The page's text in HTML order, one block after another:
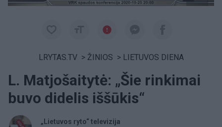
LRYTAS.TV > ŽINIOS > LIETUVOS DIENA
L. Matjošaitytė: „Šie rinkimai
buvo didelis iššūkis“
„Lietuvos ryto“ televizija